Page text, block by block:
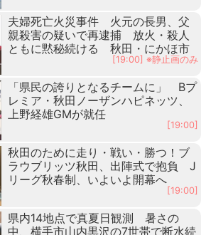
夫婦死亡火災事件 火元の長男、父
親殺害の疑いで再逮捕 放火・殺人
ともに黙秘続ける 秋田・にかほ市
[19:00] ※静止画のみ
「県民の誇りとなるチームに」 Bプ
レミア・秋田ノーザンハピネッツ、
上野経雄GMが就任
[19:00]
秋田のために走り・戦い・勝つ！ブ
ラウブリッツ秋田、出陣式で抱負 J
リーグ秋春制、いよいよ開幕へ
[19:00]
県内14地点で真夏日観測 暑さの
中、横手市山内黒沢の7世帯で断水続